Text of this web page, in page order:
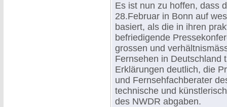
Es ist nun zu hoffen, dass
28.Februar in Bonn auf
basiert, als die in ihren
befriedigende
grossen und
Fernsehen in Deutschland
Erklärungen deutlich, die
und Fernsehfachberater
technische und
des NWDR abgaben.